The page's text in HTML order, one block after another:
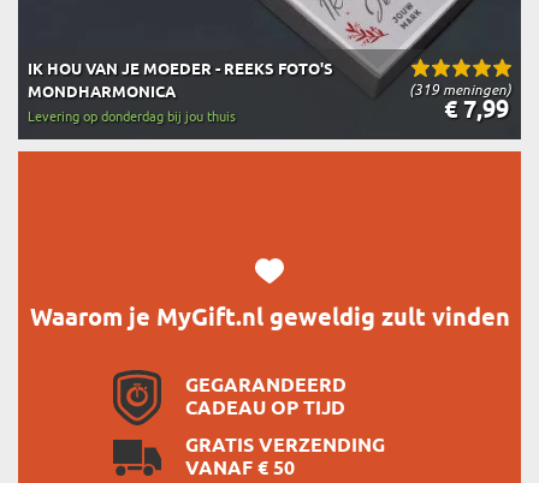
(319 meningen)
IK HOU VAN JE MOEDER - REEKS FOTO'S
MONDHARMONICA
€ 7,99
Levering op donderdag bij jou thuis
Waarom je MyGift.nl geweldig zult vinden
GEGARANDEERD
CADEAU OP TIJD
GRATIS VERZENDING
VANAF € 50